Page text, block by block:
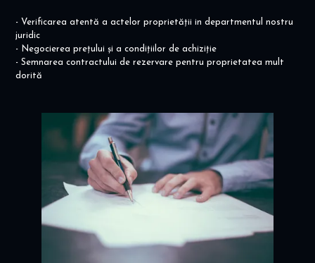
- Verificarea atentă a actelor proprietății in departmentul nostru
juridic
- Negocierea prețului și a condițiilor de achiziție
- Semnarea contractului de rezervare pentru proprietatea mult
dorită